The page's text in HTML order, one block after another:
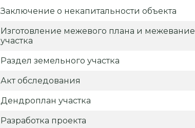
Заключение о некапитальности объекта
Изготовление межевого плана и межевание
участка
Раздел земельного участка
Акт обследования
Дендроплан участка
Разработка проекта